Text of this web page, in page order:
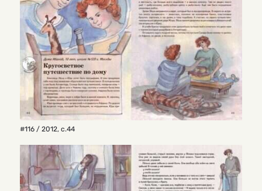
#116 / 2012, с.44